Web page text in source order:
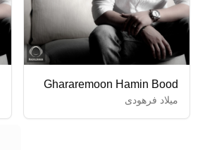
Ghararemoon Hamin Bood
میلاد فرهودی